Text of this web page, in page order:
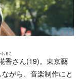
香
おるこ
さん(19)。東京藝
がら、音楽制作にと